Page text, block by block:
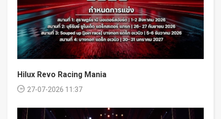
Hilux Revo Racing Mania
27-07-2026 11:37